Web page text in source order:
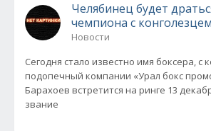
Челябинец будет
чемпиона с конголезцем
Новости
Сегодня стало известно имя боксера, с
подопечный компании «Урал бокс
Барахоев встретится на ринге 13
звание